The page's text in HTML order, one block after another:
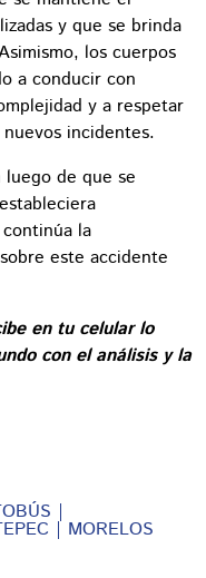
y que se brinda
los cuerpos
a conducir con
y a respetar
incidentes.
luego de que se
la
este accidente
en tu celular lo
con el análisis y la
MORELOS